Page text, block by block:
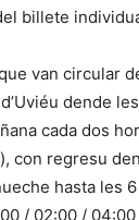
billete
van circular
dende
cada dos
con regresu
hasta les
/ 02:00 /